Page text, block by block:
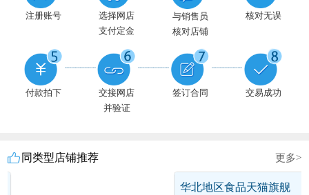
注册账号
选择网店
支付定金
与销售员
核对店铺
核对无误
付款拍下
交接网店
并验证
签订合同 交易成功
同类型店铺推荐 更多>
华东地区网游及QQ天猫